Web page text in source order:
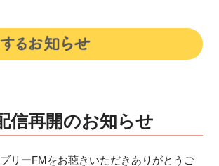
信再開のお知らせ
リーFMをお聴きいただきありがとうご